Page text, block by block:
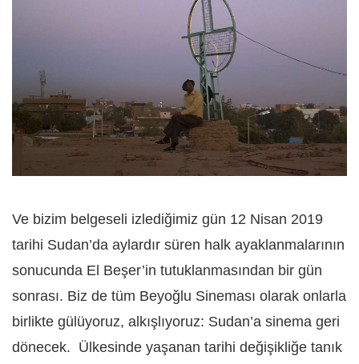
Ve bizim belgeseli izlediğimiz gün 12 Nisan 2019
tarihi Sudan’da aylardır süren halk ayaklanmalarının
sonucunda El Beşer’in tutuklanmasından bir gün
sonrası. Biz de tüm Beyoğlu Sineması olarak onlarla
birlikte gülüyoruz, alkışlıyoruz: Sudan’a sinema geri
dönecek. Ülkesinde yaşanan tarihi değişikliğe tanık